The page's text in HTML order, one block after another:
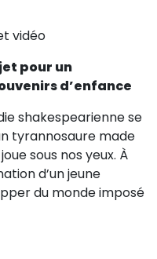
vidéo
pour un
d’enfance
shakespearienne se
tyrannosaure made
sous nos yeux. À
d’un jeune
du monde imposé